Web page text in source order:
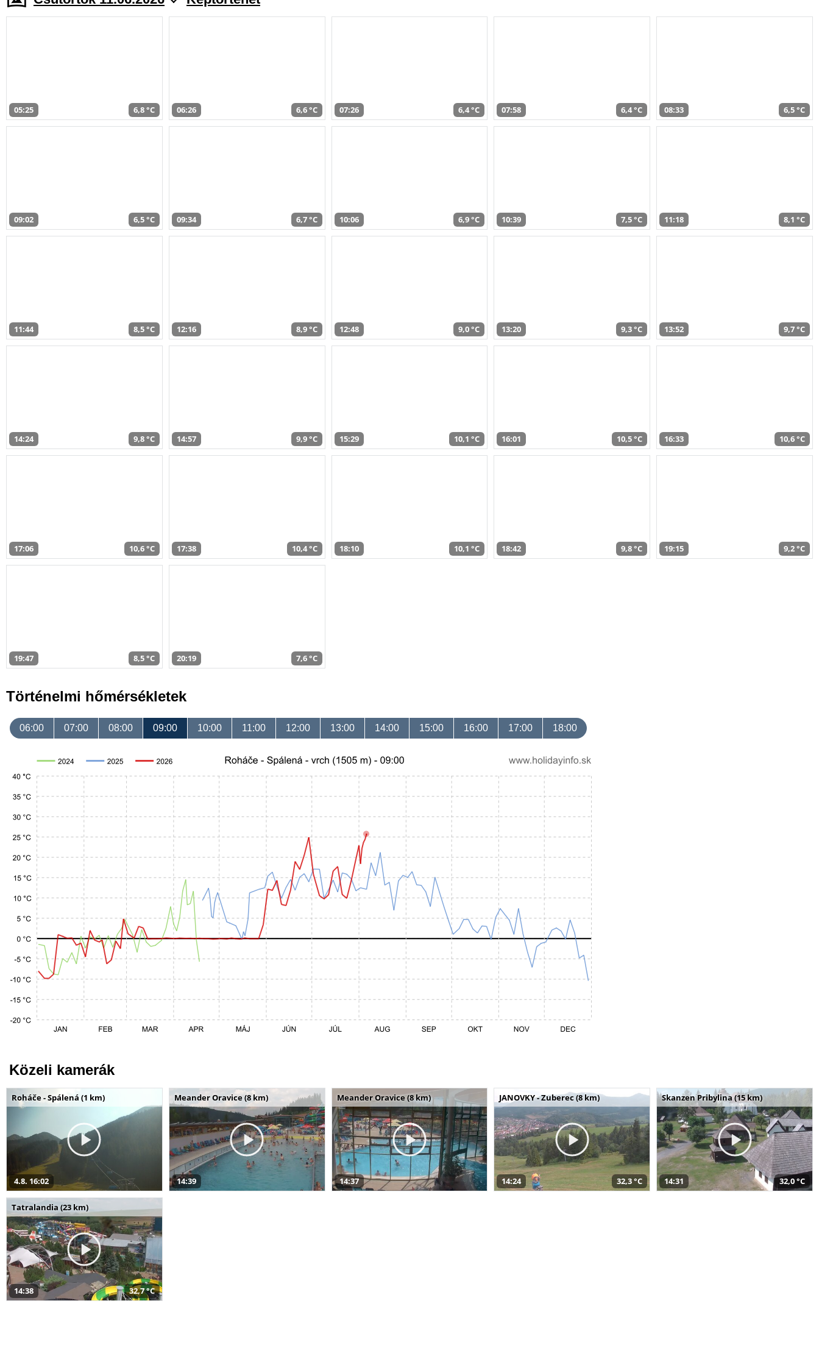
05:25 6,8 °C 06:26 6,6 °C 07:26 6,4 °C 07:58 6,4 °C 08:33 6,5 °C
09:02 6,5 °C 09:34 6,7 °C 10:06 6,9 °C 10:39 7,5 °C 11:18 8,1 °C
11:44 8,5 °C 12:16 8,9 °C 12:48 9,0 °C 13:20 9,3 °C 13:52 9,7 °C
14:24 9,8 °C 14:57 9,9 °C 15:29 10,1 °C 16:01 10,5 °C 16:33 10,6 °C
17:06 10,6 °C 17:38 10,4 °C 18:10 10,1 °C 18:42 9,8 °C 19:15 9,2 °C
19:47 8,5 °C 20:19 7,6 °C
Történelmi hőmérsékletek
06:00 07:00 08:00 09:00 10:00 11:00 12:00 13:00 14:00 15:00 16:00 17:00 18:00
Közeli kamerák
Roháče - Spálená (1 km)
4.8. 16:02
Meander Oravice (8 km)
14:39
Meander Oravice (8 km)
14:37
JANOVKY - Zuberec (8 km)
14:24 32,3 °C
Skanzen Pribylina (15 km)
14:31 32,0 °C
Tatralandia (23 km)
14:38 32,7 °C